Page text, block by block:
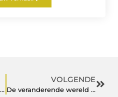
Laser scanning voor 3D constructie & infra projecten
VOLGENDE
De veranderende wereld van autorijden